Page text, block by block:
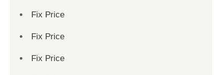
Fix Price
Fix Price
Fix Price